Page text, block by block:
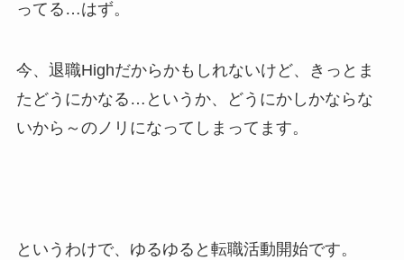
ってる…はず。
今、退職Highだからかもしれないけど、きっとま
たどうにかなる…というか、どうにかしかならな
いから～のノリになってしまってます。
というわけで、ゆるゆると転職活動開始です。